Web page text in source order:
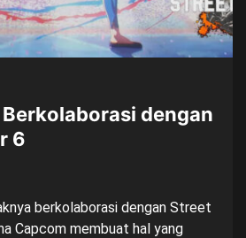
Berkolaborasi dengan
6
berkolaborasi dengan Street
Capcom membuat hal yang